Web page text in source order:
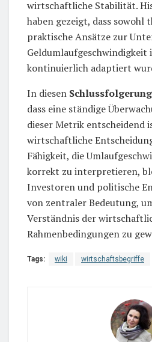
wirtschaftliche Stabilität.
haben gezeigt, dass sowohl
praktische Ansätze zur
kontinuierlich adaptiert
In diesen
dass eine ständige
dieser Metrik entscheidend
wirtschaftliche
Fähigkeit, die
korrekt zu interpretieren,
Investoren und politische
von zentraler Bedeutung,
Verständnis der
Rahmenbedingungen zu
Tags: wiki wirtschaftsbegriffe